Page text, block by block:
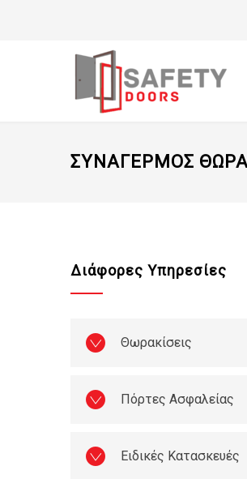
ΣΥΝΑΓΕΡΜΟΣ
Διάφορες Υπηρεσίες
Θωρακίσεις
Πόρτες Ασφαλείας
Ειδικές Κατασκευές